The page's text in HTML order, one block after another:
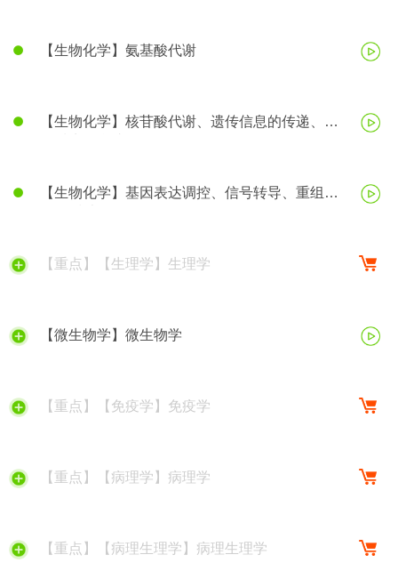
【生物化学】氨基酸代谢
【生物化学】核苷酸代谢、遗传信息的传递、蛋
【生物化学】基因表达调控、信号转导、重组
【重点】【生理学】生理学
【微生物学】微生物学
【重点】【免疫学】免疫学
【重点】【病理学】病理学
【重点】【病理生理学】病理生理学